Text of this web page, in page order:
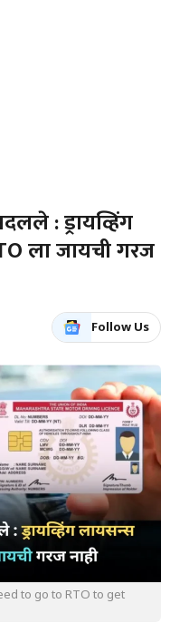
: ड्रायव्हिंग
ला जायची गरज
Follow Us
to go to RTO to get